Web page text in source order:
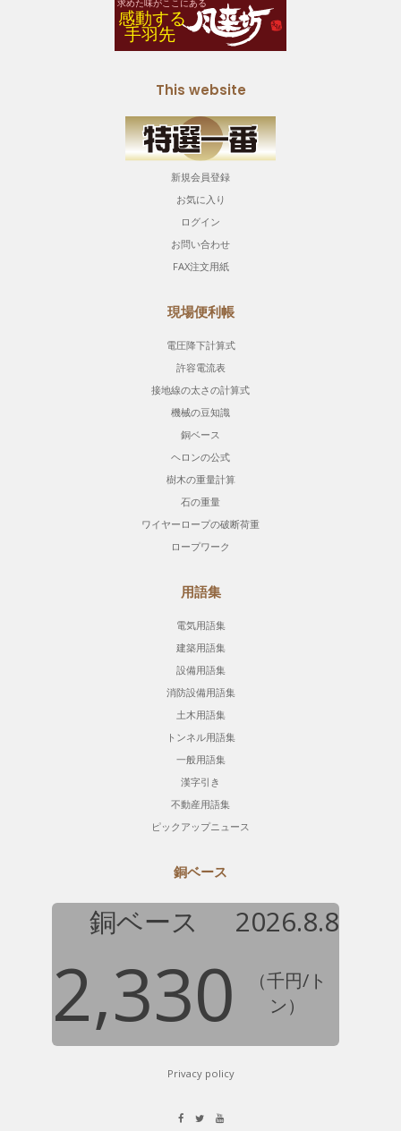
This website
新規会員登録
お気に入り
ログイン
お問い合わせ
FAX注文用紙
現場便利帳
電圧降下計算式
許容電流表
接地線の太さの計算式
機械の豆知識
銅ベース
ヘロンの公式
樹木の重量計算
石の重量
ワイヤーロープの破断荷重
ロープワーク
用語集
電気用語集
建築用語集
設備用語集
消防設備用語集
土木用語集
トンネル用語集
一般用語集
漢字引き
不動産用語集
ピックアップニュース
銅ベース
銅ベース 2026.8.8
2,330
（千円/ト
ン）
Privacy policy